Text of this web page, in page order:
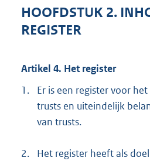
HOOFDSTUK 2.
REGISTER
Artikel 4. Het register
1.
Er is een register voor
trusts en uiteindelijk
van trusts.
2.
Het register heeft als